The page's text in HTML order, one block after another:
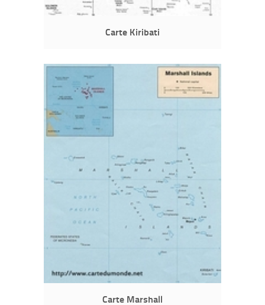
Carte Kiribati
Carte Marshall